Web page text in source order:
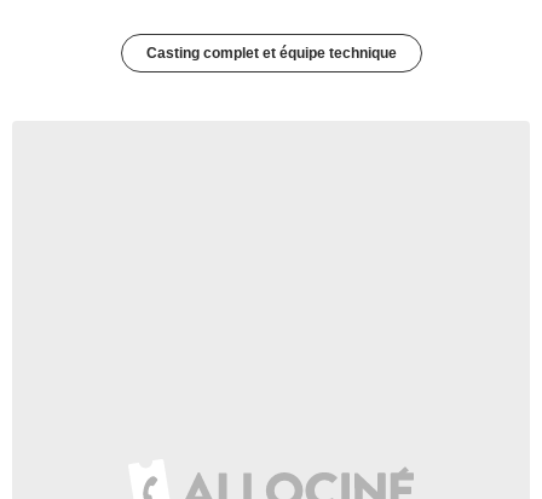
Casting complet et équipe technique